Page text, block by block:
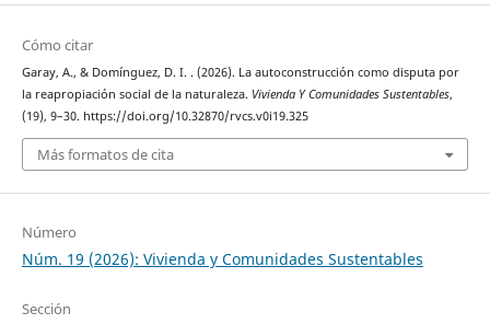
Cómo citar
Garay, A., & Domínguez, D. I. . (2026). La autoconstrucción como disputa por
la reapropiación social de la naturaleza. Vivienda Y Comunidades Sustentables,
(19), 9–30. https://doi.org/10.32870/rvcs.v0i19.325
Más formatos de cita
Número
Núm. 19 (2026): Vivienda y Comunidades Sustentables
Sección